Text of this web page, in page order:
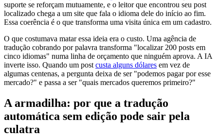
suporte se reforçam mutuamente, e o leitor que encontrou seu post
localizado chega a um site que fala o idioma dele do início ao fim.
Essa coerência é o que transforma uma visita única em um cadastro.
O que costumava matar essa ideia era o custo. Uma agência de
tradução cobrando por palavra transforma "localizar 200 posts em
cinco idiomas" numa linha de orçamento que ninguém aprova. A IA
inverte isso. Quando um postcusta alguns dólares em vez de
algumas centenas, a pergunta deixa de ser "podemos pagar por esse
mercado?" e passa a ser "quais mercados queremos primeiro?"
A armadilha: por que a tradução
automática sem edição pode sair pela
culatra